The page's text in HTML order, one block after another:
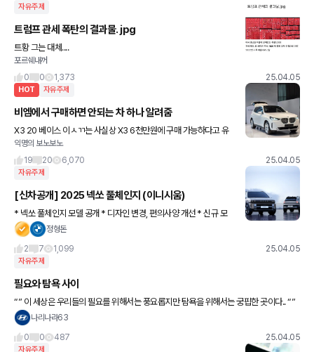
자유주제
트럼프 관세 폭탄의 결과물. jpg
트황 그는 대체....
포르쉐내꺼
0
0 1,373 25.04.05
HOT 자유주제
비엠에서 구매하면 안되는 차 하나 알려줌
X3 20 베이스 이ㅅㄲ는 사실상 X3 6천만원에 구매 가능하다고 유
혹하려고 만든 퍽치기 미끼 상품이나 다름없음 사실상 깡통이라고 보
면 된다 1. 어댑티브 LED 헤드라이트 빠짐 2. M패키
익명의 보노보노
19
20 6,070 25.04.05
자유주제
[신차공개] 2025 넥쏘 풀체인지 (이니시움)
* 넥쏘 풀체인지 모델 공개 * 디자인 변경, 편의사양 개선 * 신규 모
터 시스템 탑재 203마력 발휘 * 제로백 7.8초, 예상 주행 거리 700k
정형돈
2
7 1,099 25.04.05
자유주제
필요와 탐욕 사이
“” 이 세상은 우리들의 필요를 위해서는 풍요롭지만 탐욕을 위해서는 궁핍한 곳이다.. “”
좋은아침요 ~~
나리나라63
0
0 487 25.04.05
자유주제